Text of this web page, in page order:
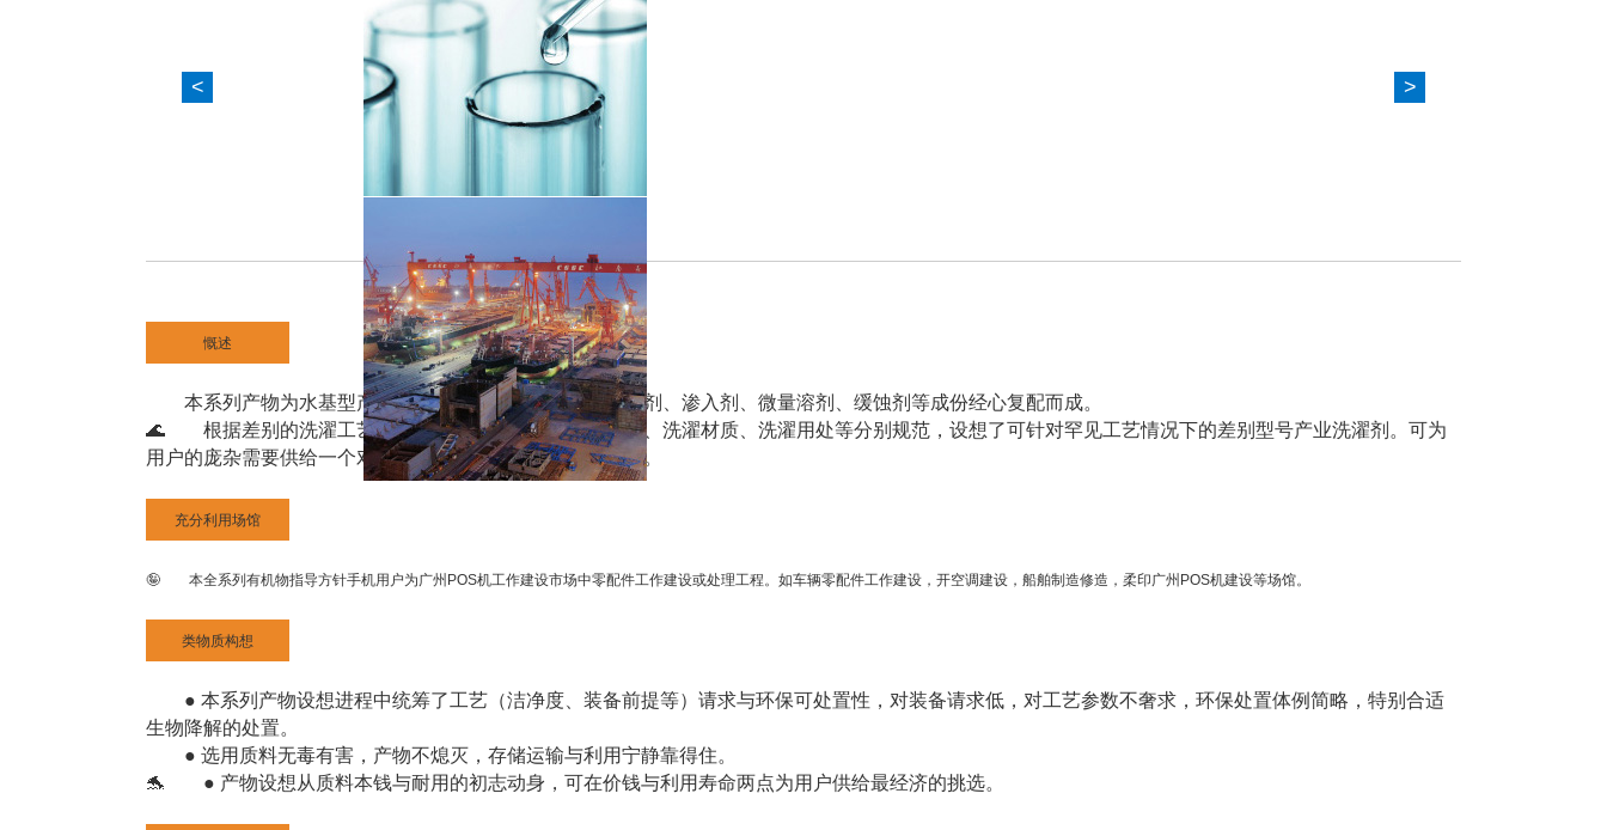
< >
慨述
本系列产物为水基型产业洗濯剂，首要由碱、外表活性剂、渗入剂、微量溶剂、缓蚀剂等成份经心复配而成。
🌊 根据差别的洗濯工艺请求，根据洗濯装备、洗濯污垢、洗濯材质、洗濯用处等分别规范，设想了可针对罕见工艺情况下的差别型号产业洗濯剂。可为
用户的庞杂需要供给一个对劲的洗濯工艺计划与洗濯化学品。
充分利用场馆
🤪 本全系列有机物指导方针手机用户为广州POS机工作建设市场中零配件工作建设或处理工程。如车辆零配件工作建设，开空调建设，船舶制造修造，柔印广州POS机建设等场馆。
类物质构想
● 本系列产物设想进程中统筹了工艺（洁净度、装备前提等）请求与环保可处置性，对装备请求低，对工艺参数不奢求，环保处置体例简略，特别合适
生物降解的处置。
● 选用质料无毒有害，产物不熄灭，存储运输与利用宁静靠得住。
🐬 ● 产物设想从质料本钱与耐用的初志动身，可在价钱与利用寿命两点为用户供给最经济的挑选。